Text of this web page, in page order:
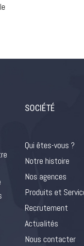
SOCIÉTÉ
Qui êtes-vous ?
Notre histoire
Nos agences
Produits et
Recrutement
Actualités
Nous contacter